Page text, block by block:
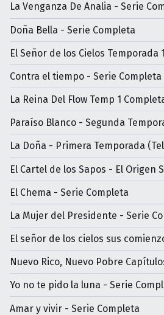
La Venganza De Analia - Serie
Doña Bella - Serie Completa
El Señor de los Cielos Temporada
Contra el tiempo - Serie Completa
La Reina Del Flow Temp 1
Paraíso Blanco - Segunda
La Doña - Primera Temporada
El Cartel de los Sapos - El Origen
El Chema - Serie Completa
La Mujer del Presidente - Serie
El señor de los cielos sus
Nuevo Rico, Nuevo Pobre
Yo no te pido la luna - Serie
Amar y vivir - Serie Completa